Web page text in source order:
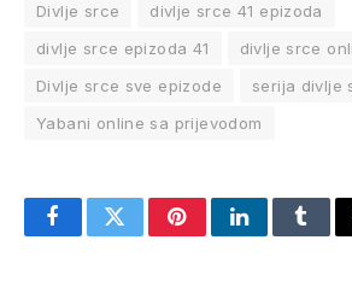
Divlje srce
divlje srce 41 epizoda
divlje srce epizoda 41
divlje srce
Divlje srce sve epizode
serija divlje
Yabani online sa prijevodom
FacebookTwitterPinterestLinkedIn